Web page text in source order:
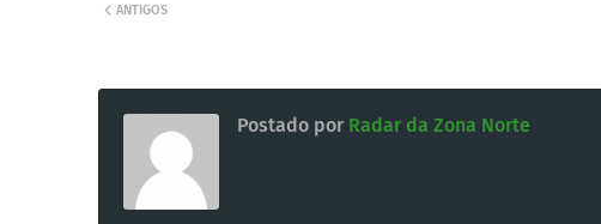
ANTIGOS
Postado por Radar da Zona Norte